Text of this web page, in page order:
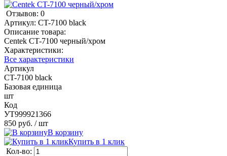
Отзывов: 0
Артикул: CT-7100 black
Описание товара:
Centek CT-7100 черный/хром
Характеристики:
Все характеристики
Артикул
CT-7100 black
Базовая единица
шт
Код
УТ999921366
850 руб. / шт
В корзину
Купить в 1 клик
Кол-во: